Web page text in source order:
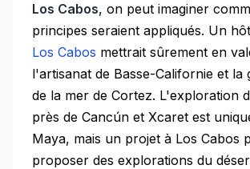
Los Cabos, on peut imaginer
principes seraient appliqués. Un
Los Cabos mettrait sûrement en
l'artisanat de Basse-Californie et la
de la mer de Cortez. L'exploration
près de Cancún et Xcaret est
Maya, mais un projet à Los Cabos
proposer des explorations du